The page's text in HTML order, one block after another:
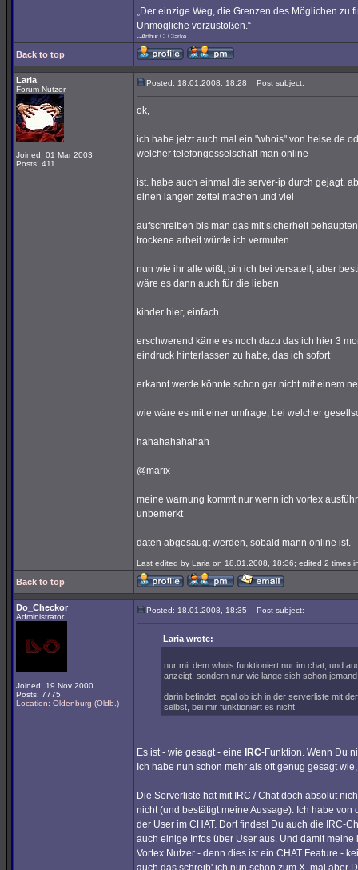
„Der einzige Weg, die Grenzen des Möglichen
Unmögliche vorzustoßen.“
--Arthur C. Clarke
Back to top
Laria
Forum-Nutzer
Joined: 01 Mar 2003
Posts: 411
Posted: 18.01.2008, 18:28 Post subject:
ok,
ich habe jetzt auch mal ein "whois" von heise.de
welcher telefongesselschaft man online
ist. habe auch einmal die server-ip durch gejagt.
einen langen zettel machen und viel
aufschreiben bis man das mit sicherheit
trockene arbeit würde ich vermuten.
nun wie ihr alle wißt, bin ich bei versatell, aber
wäre es dann auch für die lieben
kinder hier, einfach.
erschwerend käme es noch dazu das ich hier 3
eindruck hinterlassen zu habe, das ich sofort
erkannt werde könnte schon gar nicht mit einem
wie wäre es mit einer umfrage, bei welcher
hahahahahahah
@marix
meine warnung kommt nur wenn ich vortex
unbemerkt
daten abgesaugt werden, sobald mann online ist.
Last edited by Laria on 18.01.2008, 18:36; edited 2 times
Back to top
Do_Checkor
Administrator
Joined: 19 Nov 2000
Posts: 7775
Location: Oldenburg (Oldb.)
Posted: 18.01.2008, 18:35 Post subject:
Laria wrote:
nur mit dem whois funktioniert nur im chat, und
anzeigt, sondern nur wie lange sich schon jemand
darin befindet. egal ob ich in der serverliste mit
selbst, bei mir funktioniert es nicht.
Es ist - wie gesagt - eine IRC-Funktion. Wenn Du
Ich habe nun schon mehr als oft genug gesagt
Die Serverliste hat mit IRC / Chat doch absolut
nicht (und bestätigt meine Aussage). Ich habe
der User im CHAT. Dort findest Du auch die IRC-
auch einige Infos über User aus. Und damit
Vortex Nutzer - denn dies ist ein CHAT Feature -
auch das schreib' ich nun schon zum X. mal aber